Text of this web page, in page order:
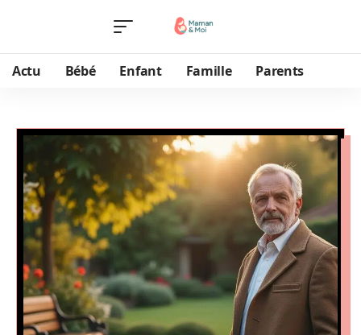
Actu Bébé Enfant Famille Parents